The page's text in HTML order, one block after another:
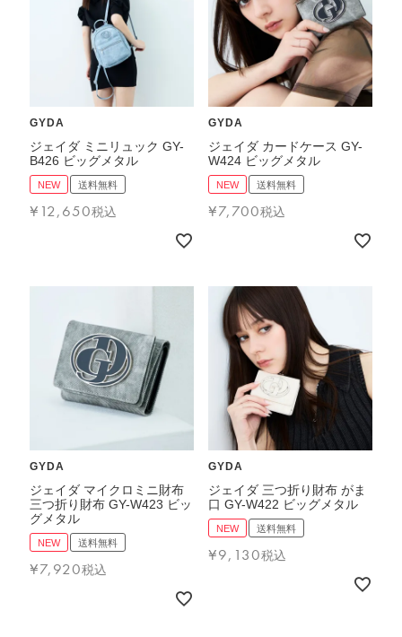
GYDA
ジェイダ ミニリュック GY-
B426 ビッグメタル
NEW 送料無料
¥ 12,650税込
GYDA
ジェイダ カードケース GY-
W424 ビッグメタル
NEW 送料無料
¥7,700税込
GYDA
ジェイダ マイクロミニ財布
三つ折り財布 GY-W423 ビッ
グメタル
NEW 送料無料
¥7,920税込
GYDA
ジェイダ 三つ折り財布 がま
口 GY-W422 ビッグメタル
NEW 送料無料
¥9,130税込